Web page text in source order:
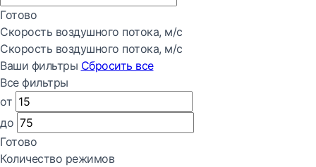
Готово
Скорость воздушного потока, м/с
Скорость воздушного потока, м/с
Ваши фильтры Сбросить все
Все фильтры
от
до
Готово
Количество режимов